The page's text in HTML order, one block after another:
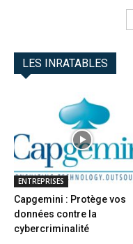
LES INRATABLES
ENTREPRISES
Capgemini : Protège vos
données contre la
cybercriminalité